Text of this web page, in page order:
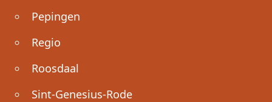
Pepingen
Regio
Roosdaal
Sint-Genesius-Rode